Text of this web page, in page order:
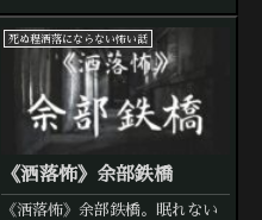
死ぬ程洒落にならない怖い話
《洒落怖》余部鉄橋
《洒落怖》余部鉄橋。眠れない